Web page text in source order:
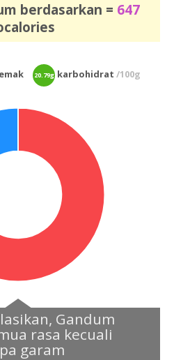
berdasarkan = 647
20.79g karbohidrat/100g
Gandum
rasa kecuali
garam